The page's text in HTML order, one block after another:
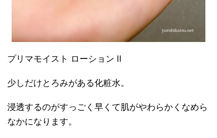
プリマモイスト ローション II
少しだけとろみがある化粧水。
浸透するのがすっごく早くて肌がやわらかくなめら
なかになります。